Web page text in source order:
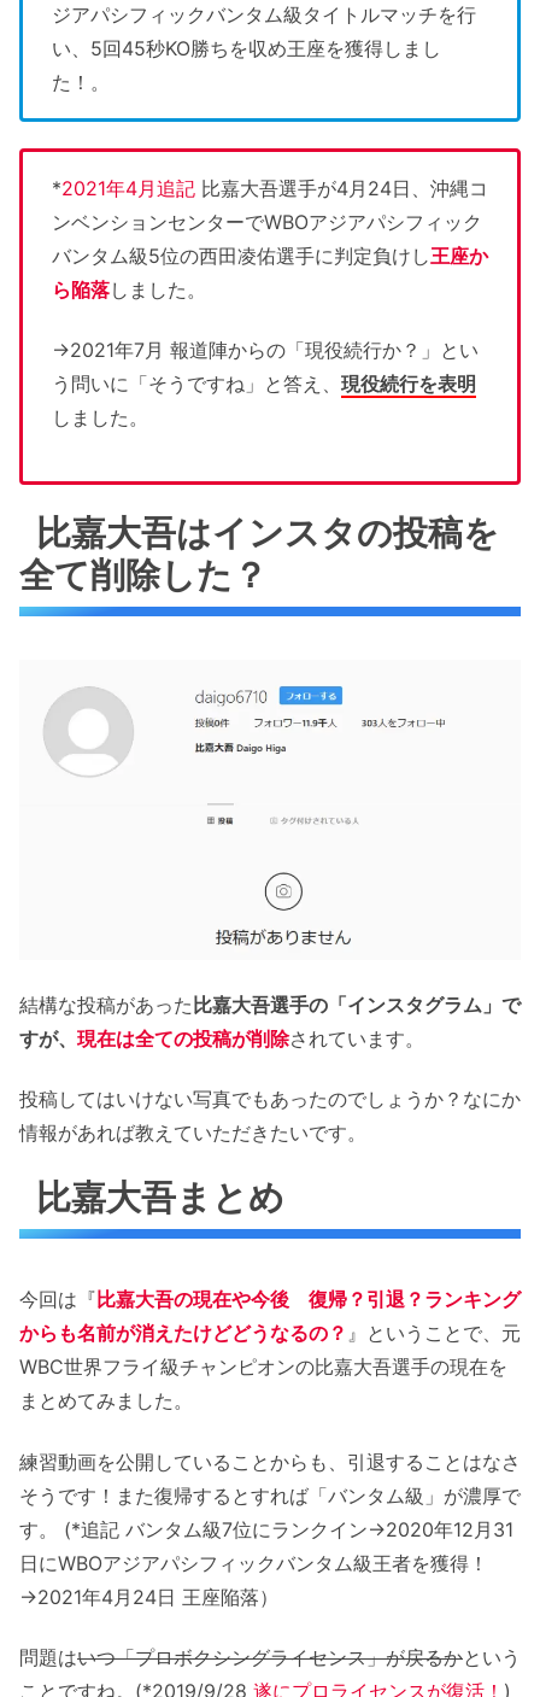
ジアパシフィックバンタム級タイトルマッチを行
い、5回45秒KO勝ちを収め王座を獲得しまし
た！。
*2021年4月追記 比嘉大吾選手が4月24日、沖縄コ
ンベンションセンターでWBOアジアパシフィック
バンタム級5位の西田凌佑選手に判定負けし王座か
ら陥落しました。
→2021年7月 報道陣からの「現役続行か？」とい
う問いに「そうですね」と答え、 現役続行を表明
しました。
比嘉大吾はインスタの投稿を
全て削除した？
結構な投稿があった比嘉大吾選手の「インスタグラム」で
すが、 現在は全ての投稿が削除されています。
投稿してはいけない写真でもあったのでしょうか？なにか
情報があれば教えていただきたいです。
比嘉大吾まとめ
今回は『 比嘉大吾の現在や今後 復帰？引退？ランキング
からも名前が消えたけどどうなるの？ 』ということで、元
WBC世界フライ級チャンピオンの比嘉大吾選手の現在を
まとめてみました。
練習動画を公開していることからも、引退することはなさ
そうです！また復帰するとすれば「バンタム級」が濃厚で
す。 (*追記 バンタム級7位にランクイン→2020年12月31
日にWBOアジアパシフィックバンタム級王者を獲得！
→2021年4月24日 王座陥落）
問題はいつ「プロボクシングライセンス」が戻るかという
ことですね。(*2019/9/28 遂にプロライセンスが復活！ )